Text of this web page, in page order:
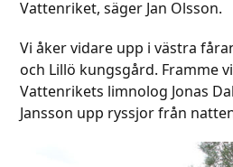
Vattenriket, säger Jan Olsson.
Vi åker vidare upp i västra
och Lillö kungsgård. Framme
Vattenrikets limnolog Jonas
Jansson upp ryssjor från